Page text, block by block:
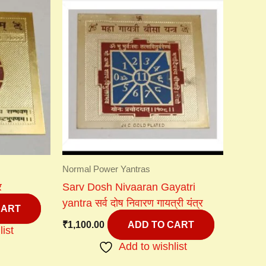
Normal Power Yantras
Sarv Dosh Nivaaran Gayatri
yantra सर्व दोष निवारण गायत्री यंत्र
₹1,100.00 ADD TO CART
Add to wishlist